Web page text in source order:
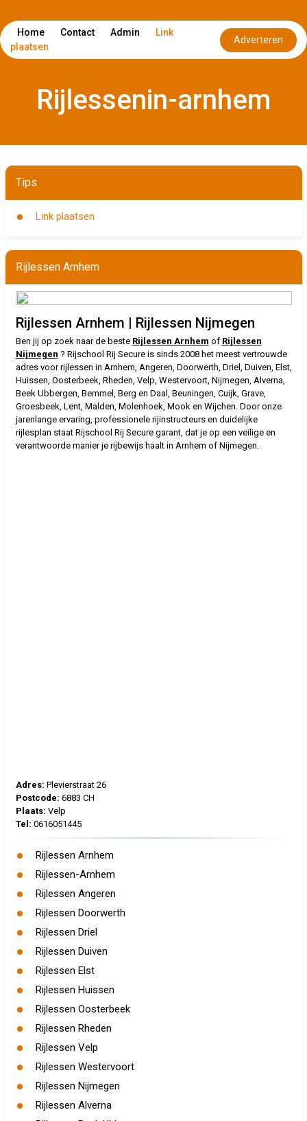
Home Contact Admin
Link
plaatsen
Adverteren
Rijlessenin-arnhem
Tips
Link plaatsen
Rijlessen Arnhem
Rijlessen Arnhem | Rijlessen Nijmegen
Ben jij op zoek naar de beste Rijlessen Arnhem of Rijlessen
Nijmegen ? Rijschool Rij Secure is sinds 2008 het meest vertrouwde
adres voor rijlessen in Arnhem, Angeren, Doorwerth, Driel, Duiven, Elst,
Huissen, Oosterbeek, Rheden, Velp, Westervoort, Nijmegen, Alverna,
Beek Ubbergen, Bemmel, Berg en Daal, Beuningen, Cuijk, Grave,
Groesbeek, Lent, Malden, Molenhoek, Mook en Wijchen. Door onze
jarenlange ervaring, professionele rijinstructeurs en duidelijke
rijlesplan staat Rijschool Rij Secure garant, dat je op een veilige en
verantwoorde manier je rijbewijs haalt in Arnhem of Nijmegen.
Adres: Plevierstraat 26
Postcode: 6883 CH
Plaats: Velp
Tel: 0616051445
Rijlessen Arnhem
Rijlessen-Arnhem
Rijlessen Angeren
Rijlessen Doorwerth
Rijlessen Driel
Rijlessen Duiven
Rijlessen Elst
Rijlessen Huissen
Rijlessen Oosterbeek
Rijlessen Rheden
Rijlessen Velp
Rijlessen Westervoort
Rijlessen Nijmegen
Rijlessen Alverna